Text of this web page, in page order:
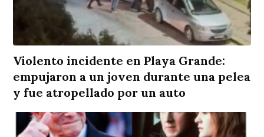
Violento incidente en Playa Grande:
empujaron a un joven durante una pelea
y fue atropellado por un auto